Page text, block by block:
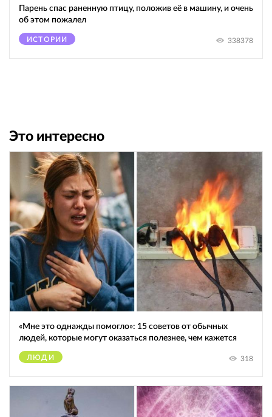
Парень спас раненную птицу, положив её в машину, и очень
об этом пожалел
ИСТОРИИ 338378
Это интересно
«Мне это однажды помогло»: 15 советов от обычных
людей, которые могут оказаться полезнее, чем кажется
ЛЮДИ 318